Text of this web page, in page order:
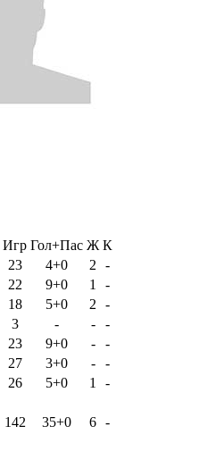
Игр Гол+Пас Ж К
23 4+0 2
-
22 9+0 1
-
18 5+0 2
-
3 - -
-
23 9+0 -
-
27 3+0 -
-
26 5+0 1
-
142
35+0 6 -